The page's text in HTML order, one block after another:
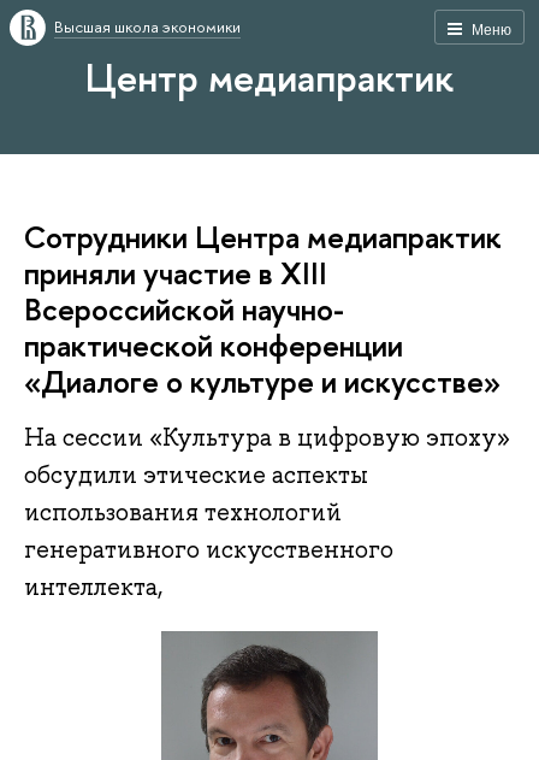
Меню
Высшая школа экономики
Центр медиапрактик
Сотрудники Центра медиапрактик
приняли участие в ХIII
Всероссийской научно-
практической конференции
«Диалоге о культуре и искусстве»
На сессии «Культура в цифровую эпоху»
обсудили этические аспекты
использования технологий
генеративного искусственного
интеллекта,